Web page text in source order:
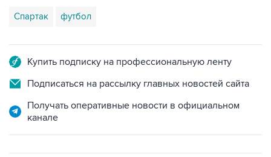
Спартак футбол
Купить подписку на профессиональную ленту
Подписаться на рассылку главных новостей сайта
Получать оперативные новости в официальном
канале